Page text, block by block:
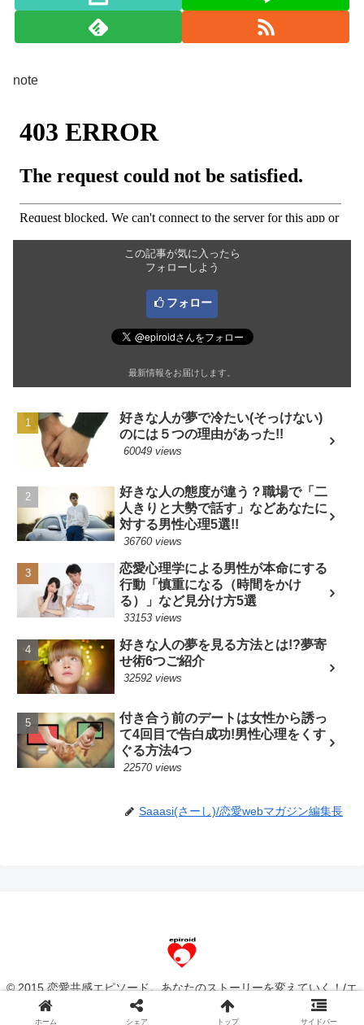
note
この記事が気に入ったら
フォローしよう
フォロー
最新情報をお届けします。
好きな人が夢で冷たい(そっけない)
のには５つの理由があった!!
60049 views
好きな人の態度が違う？職場で「二
人きりと大勢で話す」などあなたに
対する男性心理5選!!
36760 views
恋愛心理学による男性が本命にする
行動「慎重になる（時間をかけ
る）」など見分け方5選
33153 views
好きな人の夢を見る方法とは!?夢寄
せ術6つご紹介
32592 views
付き合う前のデートは女性から誘っ
て4回目で告白成功!男性心理をくす
ぐる方法4つ
22570 views
Saaasi(さーし)/恋愛webマガジン編集長
© 2015 恋愛共感エピソード。あなたのストーリーを変えていく！/エ
ピロイド[epiroid].
ホーム シェア トップ サイドバー